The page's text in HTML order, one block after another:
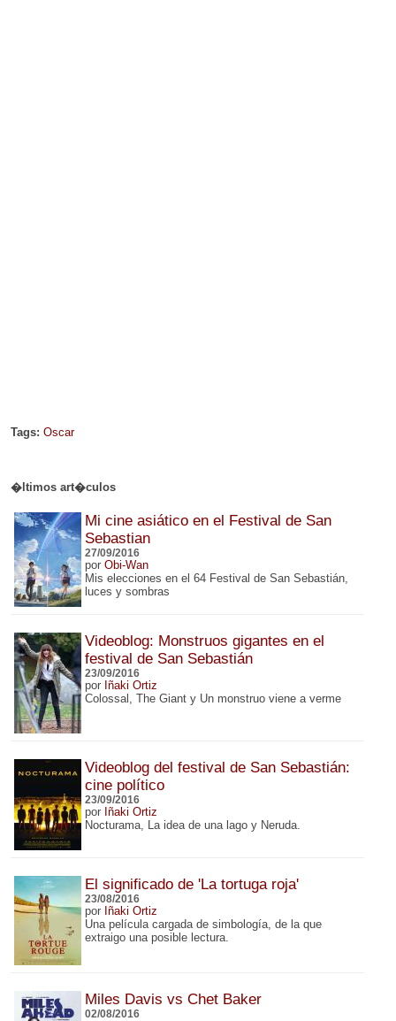
Tags:Oscar
�ltimos art�culos
Mi cine asiático en el Festival de San
Sebastian
27/09/2016
porObi-Wan
Mis elecciones en el 64 Festival de San Sebastián,
luces y sombras
Videoblog: Monstruos gigantes en el
festival de San Sebastián
23/09/2016
por Iñaki Ortiz
Colossal, The Giant y Un monstruo viene a verme
Videoblog del festival de San Sebastián:
cine político
23/09/2016
por Iñaki Ortiz
Nocturama, La idea de una lago y Neruda.
El significado de 'La tortuga roja'
23/08/2016
por Iñaki Ortiz
Una película cargada de simbología, de la que
extraigo una posible lectura.
Miles Davis vs Chet Baker
02/08/2016